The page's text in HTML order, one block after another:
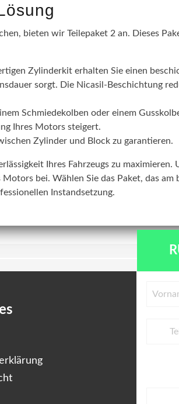
bieten wir Teilepaket 2 an. Dieses
Zylinderkit erhalten Sie einen
sorgt. Die Nicasil-Beschichtung
Schmiedekolben oder einem
Ihres Motors steigert.
Zylinder und Block zu garantieren.
Ihres Fahrzeugs zu
bei. Wählen Sie das Paket, das am
Instandsetzung.